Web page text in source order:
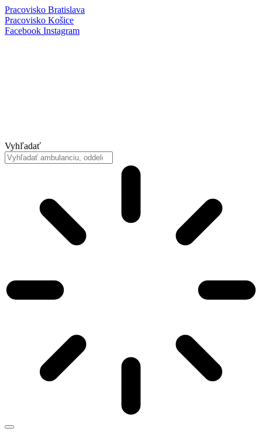
Preskočiť
na
obsah
Pracovisko Bratislava
Pracovisko Košice
Facebook Instagram
Vyhľadať